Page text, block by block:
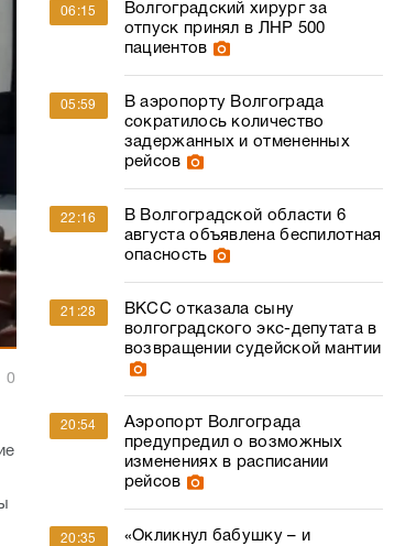
0
06:15
Волгоградский хирург за
отпуск принял в ЛНР 500
пациентов
05:59
В аэропорту Волгограда
сократилось количество
задержанных и отмененных
рейсов
22:16
В Волгоградской области 6
августа объявлена беспилотная
опасность
21:28
ВКСС отказала сыну
волгоградского экс-депутата в
возвращении судейской мантии
20:54
Аэропорт Волгограда
предупредил о возможных
изменениях в расписании
рейсов
20:35
«Окликнул бабушку – и